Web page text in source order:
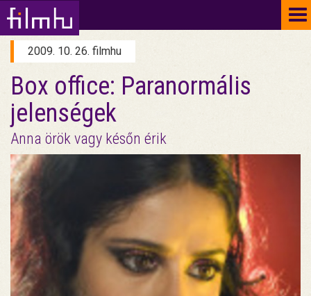
2009. 10. 26. filmhu
Box office: Paranormális
jelenségek
Anna örök vagy későn érik